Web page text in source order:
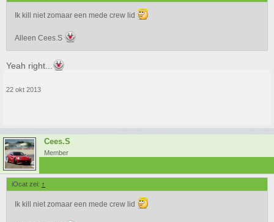
Ik kill niet zomaar een mede crew lid
Alleen Cees.S
Yeah right...
22 okt 2013
Cees.S
Member
iOcat zei: ↑
Ik kill niet zomaar een mede crew lid